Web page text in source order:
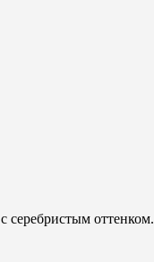
серебристым оттенком.